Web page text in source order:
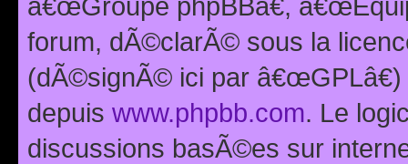
forum, dÃ©clarÃ© sous la
(dÃ©signÃ© ici par
depuis www.phpbb.com. Le
discussions basÃ©es sur